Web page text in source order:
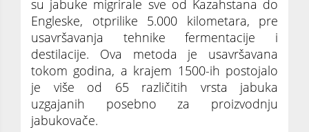
su jabuke migrirale sve od Kazahstana do
Engleske, otprilike 5.000 kilometara, pre
usavršavanja tehnike fermentacije i
destilacije. Ova metoda je usavršavana
tokom godina, a krajem 1500-ih postojalo
je više od 65 različitih vrsta jabuka
uzgajanih posebno za proizvodnju
jabukovače.